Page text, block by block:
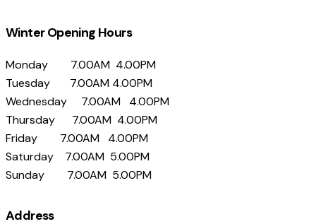
Winter Opening Hours
Monday 7.00AM 4.00PM
Tuesday 7.00AM 4.00PM
Wednesday 7.00AM 4.00PM
Thursday 7.00AM 4.00PM
Friday 7.00AM 4.00PM
Saturday 7.00AM 5.00PM
Sunday 7.00AM 5.00PM
Address